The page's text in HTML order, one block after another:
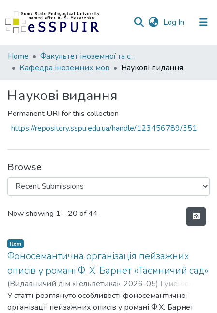
Log In (current)
Communities
&
All of DSpace
Statistics
Home
Факультет іноземної та слов’янської філології
Кафедра іноземних мов
Наукові видання
Наукові видання
Permanent URI for this collection
https://repository.sspu.edu.ua/handle/123456789/351
Browse
Recent Submissions
Now showing 1 - 20 of 44
Item
Фоносемантична організація пейзажних
описів у романі Ф. Х. Барнет «Таємничий сад»
(Видавничий дім «Гельветика», 2026-05) Гуменюк
Інна Леонідівна;Давидова Тетяна Василівна;Humeniuk
Inna Leonidivna;Davydova Tetyana Vasylivna
У статті розглянуто особливості фоносемантичної
організації пейзажних описів у романі Ф.Х. Барнет